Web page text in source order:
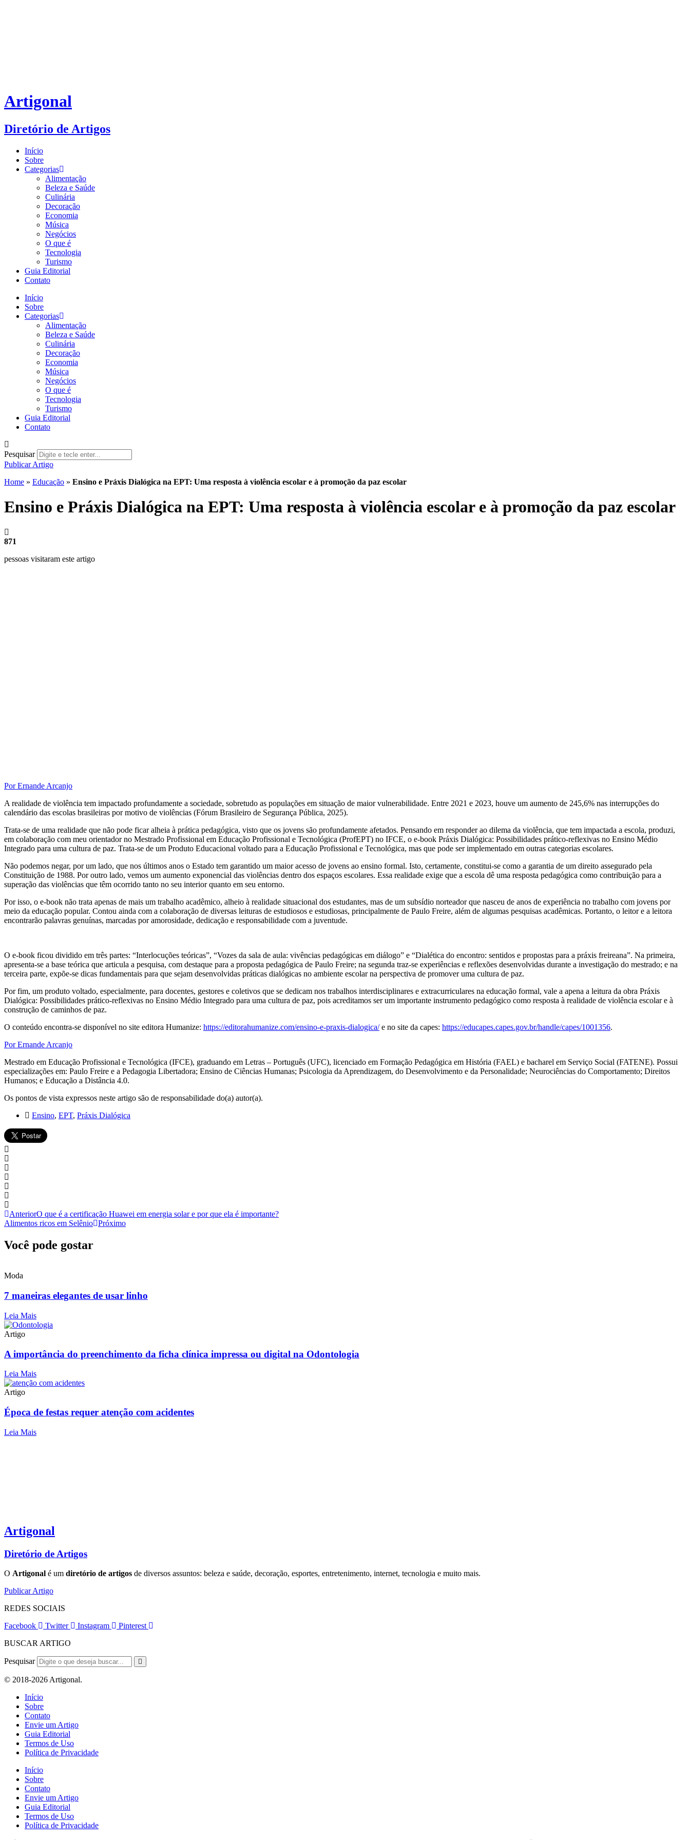
Artigonal
Diretório de Artigos
Início
Sobre
Categorias
Alimentação
Beleza e Saúde
Culinária
Decoração
Economia
Música
Negócios
O que é
Tecnologia
Turismo
Guia Editorial
Contato
Início
Sobre
Categorias
Alimentação
Beleza e Saúde
Culinária
Decoração
Economia
Música
Negócios
O que é
Tecnologia
Turismo
Guia Editorial
Contato
Pesquisar
Publicar Artigo
Home » Educação » Ensino e Práxis Dialógica na EPT: Uma resposta à violência escolar e à promoção da paz escolar
Ensino e Práxis Dialógica na EPT: Uma resposta à violência escolar e à promoção da paz escolar
871
pessoas visitaram este artigo
Por Ernande Arcanjo
A realidade de violência tem impactado profundamente a sociedade, sobretudo as populações em situação de maior vulnerabilidade. Entre 2021 e 2023, houve um aumento de 245,6% nas interrupções do
calendário das escolas brasileiras por motivo de violências (Fórum Brasileiro de Segurança Pública, 2025).
Trata-se de uma realidade que não pode ficar alheia à prática pedagógica, visto que os jovens são profundamente afetados. Pensando em responder ao dilema da violência, que tem impactada a escola, produzi,
em colaboração com meu orientador no Mestrado Profissional em Educação Profissional e Tecnológica (ProfEPT) no IFCE, o e-book Práxis Dialógica: Possibilidades prático-reflexivas no Ensino Médio
Integrado para uma cultura de paz. Trata-se de um Produto Educacional voltado para a Educação Profissional e Tecnológica, mas que pode ser implementado em outras categorias escolares.
Não podemos negar, por um lado, que nos últimos anos o Estado tem garantido um maior acesso de jovens ao ensino formal. Isto, certamente, constitui-se como a garantia de um direito assegurado pela
Constituição de 1988. Por outro lado, vemos um aumento exponencial das violências dentro dos espaços escolares. Essa realidade exige que a escola dê uma resposta pedagógica como contribuição para a
superação das violências que têm ocorrido tanto no seu interior quanto em seu entorno.
Por isso, o e-book não trata apenas de mais um trabalho acadêmico, alheio à realidade situacional dos estudantes, mas de um subsídio norteador que nasceu de anos de experiência no trabalho com jovens por
meio da educação popular. Contou ainda com a colaboração de diversas leituras de estudiosos e estudiosas, principalmente de Paulo Freire, além de algumas pesquisas acadêmicas. Portanto, o leitor e a leitora
encontrarão palavras genuínas, marcadas por amorosidade, dedicação e responsabilidade com a juventude.
O e-book ficou dividido em três partes: “Interlocuções teóricas”, “Vozes da sala de aula: vivências pedagógicas em diálogo” e “Dialética do encontro: sentidos e propostas para a práxis freireana”. Na primeira,
apresenta-se a base teórica que articula a pesquisa, com destaque para a proposta pedagógica de Paulo Freire; na segunda traz-se experiências e reflexões desenvolvidas durante a investigação do mestrado; e na
terceira parte, expõe-se dicas fundamentais para que sejam desenvolvidas práticas dialógicas no ambiente escolar na perspectiva de promover uma cultura de paz.
Por fim, um produto voltado, especialmente, para docentes, gestores e coletivos que se dedicam nos trabalhos interdisciplinares e extracurriculares na educação formal, vale a apena a leitura da obra Práxis
Dialógica: Possibilidades prático-reflexivas no Ensino Médio Integrado para uma cultura de paz, pois acreditamos ser um importante instrumento pedagógico como resposta à realidade de violência escolar e à
construção de caminhos de paz.
O conteúdo encontra-se disponível no site editora Humanize: https://editorahumanize.com/ensino-e-praxis-dialogica/e no site da capes: https://educapes.capes.gov.br/handle/capes/1001356.
Por Ernande Arcanjo
Mestrado em Educação Profissional e Tecnológica (IFCE), graduando em Letras – Português (UFC), licenciado em Formação Pedagógica em História (FAEL) e bacharel em Serviço Social (FATENE). Possui
especializações em: Paulo Freire e a Pedagogia Libertadora; Ensino de Ciências Humanas; Psicologia da Aprendizagem, do Desenvolvimento e da Personalidade; Neurociências do Comportamento; Direitos
Humanos; e Educação a Distância 4.0.
Os pontos de vista expressos neste artigo são de responsabilidade do(a) autor(a).
Ensino, EPT, Práxis Dialógica
AnteriorO que é a certificação Huawei em energia solar e por que ela é importante?
Alimentos ricos em Selênio Próximo
Você pode gostar
Moda
7 maneiras elegantes de usar linho
Leia Mais
Artigo
A importância do preenchimento da ficha clínica impressa ou digital na Odontologia
Leia Mais
Artigo
Época de festas requer atenção com acidentes
Leia Mais
Artigonal
Diretório de Artigos
O Artigonal é um diretório de artigos de diversos assuntos: beleza e saúde, decoração, esportes, entretenimento, internet, tecnologia e muito mais.
Publicar Artigo
REDES SOCIAIS
Facebook
Twitter Instagram
Pinterest
BUSCAR ARTIGO
Pesquisar
© 2018-2026 Artigonal.
Início
Sobre
Contato
Envie um Artigo
Guia Editorial
Termos de Uso
Política de Privacidade
Início
Sobre
Contato
Envie um Artigo
Guia Editorial
Termos de Uso
Política de Privacidade